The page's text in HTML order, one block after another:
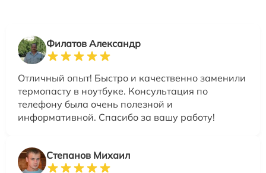
Филатов Александр
Отличный опыт! Быстро и качественно заменили
термопасту в ноутбуке. Консультация по
телефону была очень полезной и
информативной. Спасибо за вашу работу!
Степанов Михаил